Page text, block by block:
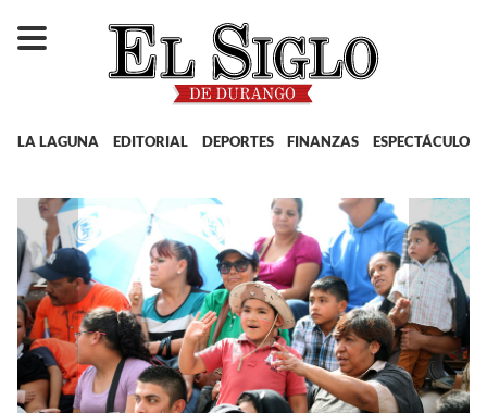
LA LAGUNA EDITORIAL DEPORTES FINANZAS ESPECTÁCULOS